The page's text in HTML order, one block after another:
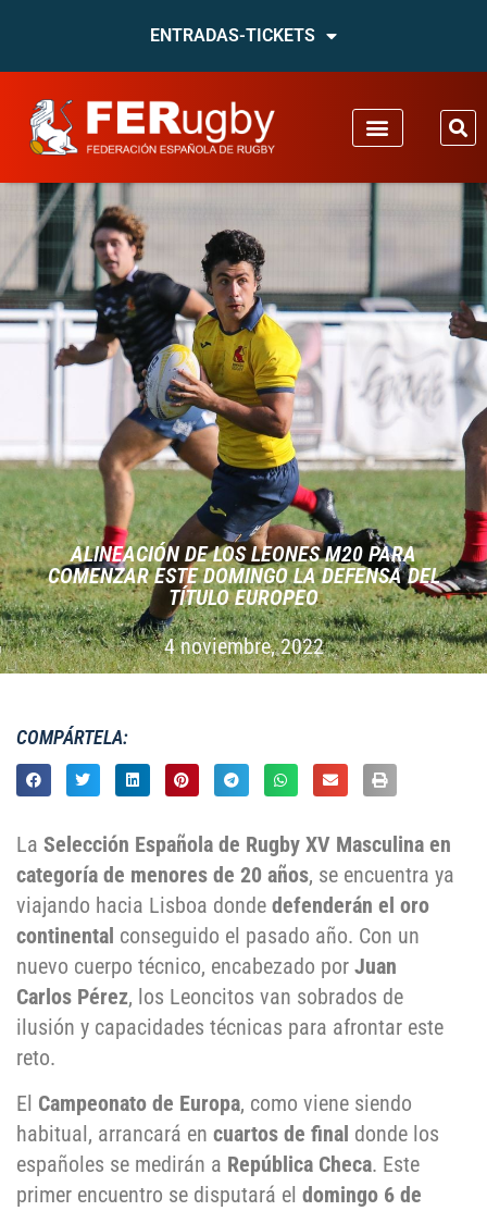
ENTRADAS-TICKETS
ALINEACIÓN DE LOS LEONES M20 PARA
COMENZAR ESTE DOMINGO LA DEFENSA DEL
TÍTULO EUROPEO
4 noviembre, 2022
COMPÁRTELA:
La Selección Española de Rugby XV Masculina en
categoría de menores de 20 años, se encuentra ya
viajando hacia Lisboa donde defenderán el oro
continental conseguido el pasado año. Con un
nuevo cuerpo técnico, encabezado por Juan
Carlos Pérez, los Leoncitos van sobrados de
ilusión y capacidades técnicas para afrontar este
reto.
El Campeonato de Europa, como viene siendo
habitual, arrancará en cuartos de final donde los
españoles se medirán a República Checa. Este
primer encuentro se disputará el domingo 6 de